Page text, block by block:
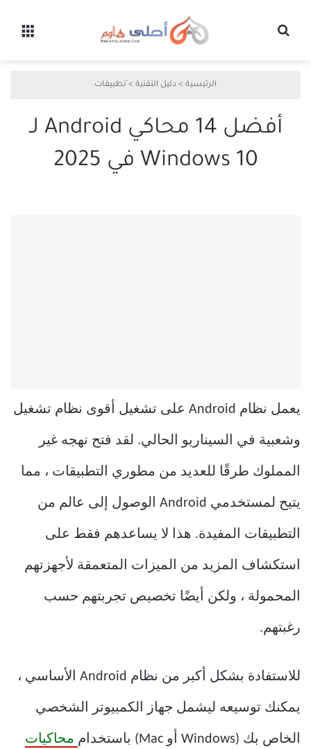
الرئيسية > دليل التقنية > َتطبيقات
أفضل 14 محاكي Android لـ
Windows 10 في 2025
يعمل نظام Android على تشغيل أقوى نظام تشغيل
وشعبية في السيناريو الحالي. لقد فتح نهجه غير
المملوك طرقًا للعديد من مطوري التطبيقات ، مما
يتيح لمستخدمي Android الوصول إلى عالم من
التطبيقات المفيدة. هذا لا يساعدهم فقط على
استكشاف المزيد من الميزات المتعمقة لأجهزتهم
المحمولة ، ولكن أيضًا تخصيص تجربتهم حسب
رغبتهم.
للاستفادة بشكل أكبر من نظام Android الأساسي ،
يمكنك توسيعه ليشمل جهاز الكمبيوتر الشخصي
الخاص بك (Windows أو Mac) باستخدام محاكيات